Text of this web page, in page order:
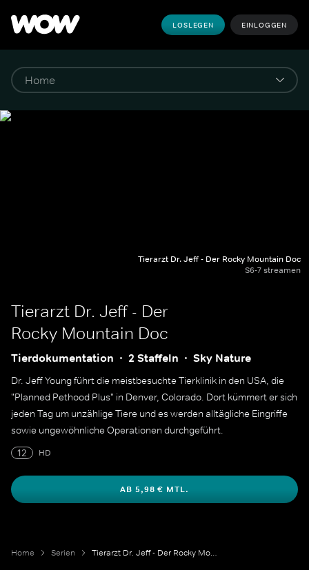
LOSLEGEN EINLOGGEN
Tierarzt Dr. Jeff - Der Rocky Mountain Doc
S6-7 streamen
Tierarzt Dr. Jeff - Der
Rocky Mountain Doc
Tierdokumentation 2 Staffeln Sky Nature
Dr. Jeff Young führt die meistbesuchte Tierklinik in den USA, die
"Planned Pethood Plus" in Denver, Colorado. Dort kümmert er sich
jeden Tag um unzählige Tiere und es werden alltägliche Eingriffe
sowie ungewöhnliche Operationen durchgeführt.
12
HD
AB 5,98 € MTL.
Home Serien Tierarzt Dr. Jeff - Der Rocky Mountain Doc